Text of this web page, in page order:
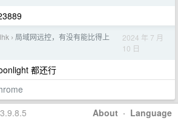
› 局域网远控，有没有能比得上
2024 年 7 月
10 日
都还行
About · Language